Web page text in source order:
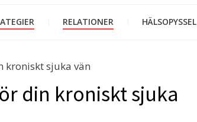
RELATIONER HÄLSOPYSSEL
kroniskt sjuka vän
din kroniskt sjuka